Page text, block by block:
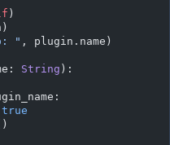
)
" , plugin.name)
String ):
true